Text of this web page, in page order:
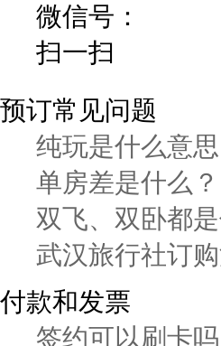
微信号：
扫一扫
预订常见问题
纯玩是什么意思
单房差是什么？
双飞、双卧都
武汉旅行社订
付款和发票
签约可以刷卡吗